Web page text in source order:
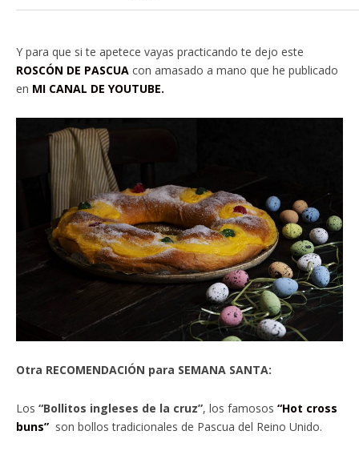
Y para que si te apetece vayas practicando te dejo este
ROSCÓN DE PASCUA con amasado a mano que he publicado
en MI CANAL DE YOUTUBE.
Otra RECOMENDACIÓN para SEMANA SANTA:
Los “Bollitos ingleses de la cruz”, los famosos “Hot cross
buns” son bollos tradicionales de Pascua del Reino Unido.